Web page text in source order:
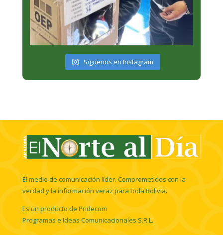
Siguenos en Instagram
El medio de comunicación líder. Comprometidos con la
verdad y la información veraz para toda Bolivia.
Es un producto de Pridecom
Programas e Ideas Comunicacionales S.R.L.